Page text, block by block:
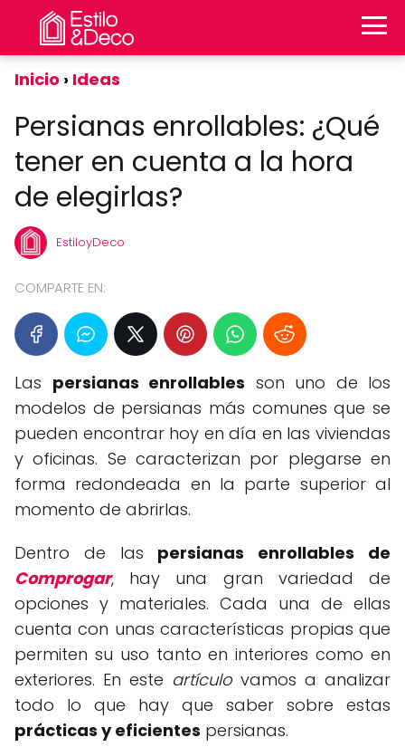
Inicio Ideas
Persianas enrollables: ¿Qué
tener en cuenta a la hora
de elegirlas?
EstiloyDeco
COMPARTE EN:
Las persianas enrollables son uno de los
modelos de persianas más comunes que se
pueden encontrar hoy en día en las viviendas
y oficinas. Se caracterizan por plegarse en
forma redondeada en la parte superior al
momento de abrirlas.
Dentro de las persianas enrollables de
Comprogar, hay una gran variedad de
opciones y materiales. Cada una de ellas
cuenta con unas características propias que
permiten su uso tanto en interiores como en
exteriores. En este artículo vamos a analizar
todo lo que hay que saber sobre estas
prácticas y eficientes persianas.